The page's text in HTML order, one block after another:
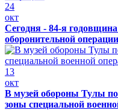
24
окт
Сегодня - 84-я
оборонительной операции
13
окт
В музей обороны Тулы
зоны специальной